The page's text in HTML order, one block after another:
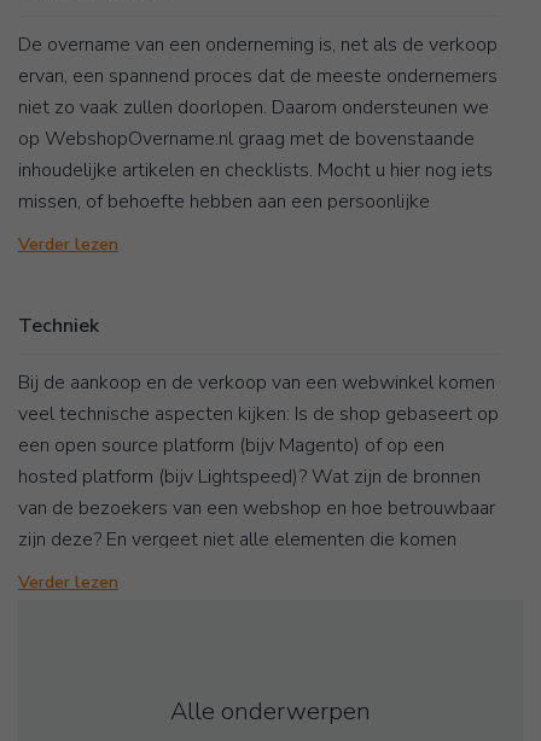
De overname van een onderneming is, net als de verkoop
ervan, een spannend proces dat de meeste ondernemers
niet zo vaak zullen doorlopen. Daarom ondersteunen we
op WebshopOvername.nl graag met de bovenstaande
inhoudelijke artikelen en checklists. Mocht u hier nog iets
missen, of behoefte hebben aan een persoonlijke
begeleiding van uw verkoop of aankoop, dan kunt u ons
Verder lezen
Techniek
Bij de aankoop en de verkoop van een webwinkel komen
veel technische aspecten kijken: Is de shop gebaseert op
een open source platform (bijv Magento) of op een
hosted platform (bijv Lightspeed)? Wat zijn de bronnen
van de bezoekers van een webshop en hoe betrouwbaar
zijn deze? En vergeet niet alle elementen die komen
kijken bij de zoekmachine posities van een shop.
ondersteuning, dan horen we graag van u.
Verder lezen
Alle onderwerpen